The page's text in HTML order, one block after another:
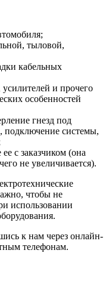
тыловой,
кабельных
и прочего
особенностей
гнезд под
подключение системы,
с заказчиком (она
не увеличивается).
чтобы не
использовании
к нам через онлайн-
телефонам.